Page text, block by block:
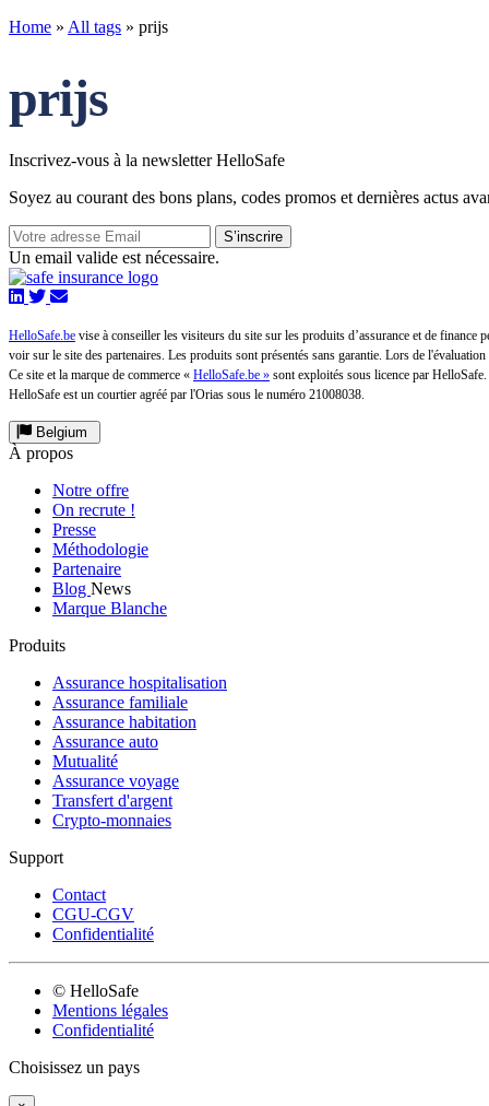
Home » All tags » prijs
prijs
Inscrivez-vous à la newsletter HelloSafe
Soyez au courant des bons plans, codes promos et dernières actus
S’inscrire
Un email valide est nécessaire.
HelloSafe.be vise à conseiller les visiteurs du site sur les produits d’assurance et de
voir sur le site des partenaires. Les produits sont présentés sans garantie. Lors de
Ce site et la marque de commerce « HelloSafe.be » sont exploités sous licence par
HelloSafe est un courtier agréé par l'Orias sous le numéro 21008038.
Belgium
À propos
Notre offre
On recrute !
Presse
Méthodologie
Partenaire
Blog News
Marque Blanche
Produits
Assurance hospitalisation
Assurance familiale
Assurance habitation
Assurance auto
Mutualité
Assurance voyage
Transfert d'argent
Crypto-monnaies
Support
Contact
CGU-CGV
Confidentialité
© HelloSafe
Mentions légales
Confidentialité
Choisissez un pays